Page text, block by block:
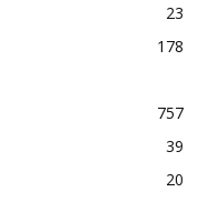
23
178
757
39
20